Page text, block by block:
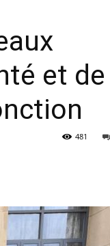
et de
481